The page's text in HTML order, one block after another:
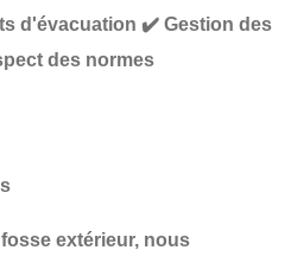
d'évacuation ✔️ Gestion des
des normes
fosse extérieur, nous